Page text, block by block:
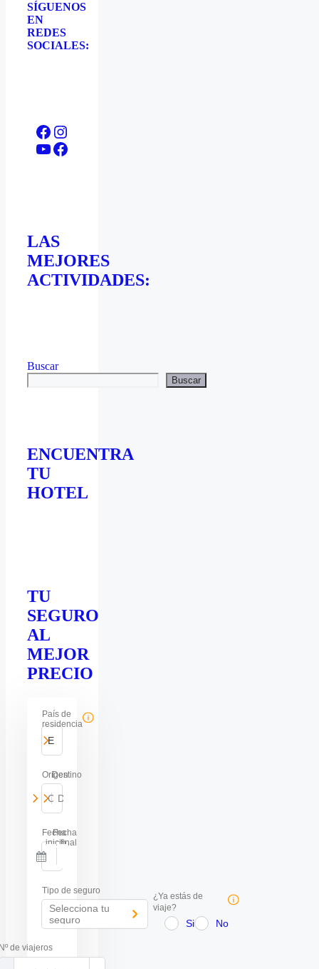
SÍGUENOS
EN
REDES
SOCIALES:
Facebook
Instagram
YouTube
Facebook
LAS
MEJORES
ACTIVIDADES:
Buscar
Buscar
ENCUENTRA
TU
HOTEL
TU
SEGURO
AL
MEJOR
PRECIO
País de
residencia
España
Origen
Destino
Origen del viaje
- Destino del viaje
Fecha
inicio
Fecha
final
Navigate
forward
to
interact
with
the
and
Navigate
backward
to
interact
with
the
de viajeros
Tipo de seguro
Selecciona tu
seguro
¿Ya estás de
viaje?
Si No